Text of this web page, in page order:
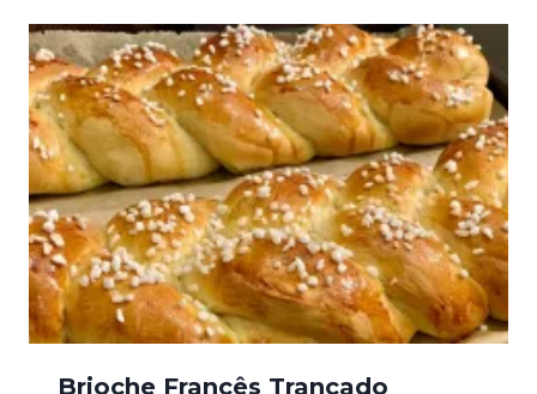
Brioche Francês Trançado